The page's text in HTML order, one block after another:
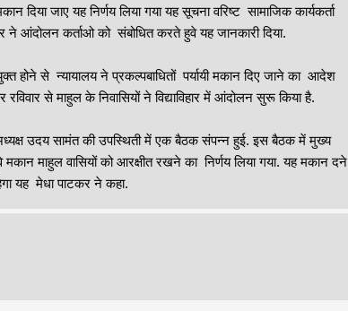
दिया जाए यह निर्णय लिया गया यह सूचना वरिष्ट सामाजिक कार्यकर्ता
ने आंदोलन कर्ताओ को संबोधित करते हुवे यह जानकारी दिया.
होने से न्यायालय ने प्रकल्पबाधितों पर्यायी मकान दिए जाने का आदेश
से माहुल के निवासियों ने विद्याविहार में आंदोलन सुरू किया है.
उदय सामंत की उपस्थिती में एक बैठक संपन्न हुई. इस बैठक में मुख्य
माहुल वासियों को आरक्षीत रखने का निर्णय लिया गया. यह मकान दने
यह मेधा पाटकर ने कहा.